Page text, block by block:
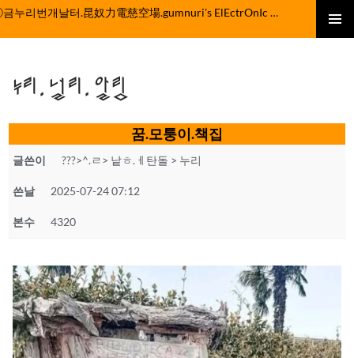
컨
뛰
기
ⓒ금누리번개날터.昆奴力電慈空場.gumnuri's ElEctrOnIc fActOrY
누리.널리.알림
꿈.모퉁이.책집
글쓴이 ???>^.ㄹ> 낱ㅎ.ㅔ탄돌 > 누리
쓴날 2025-07-24 07:12
본수 4320